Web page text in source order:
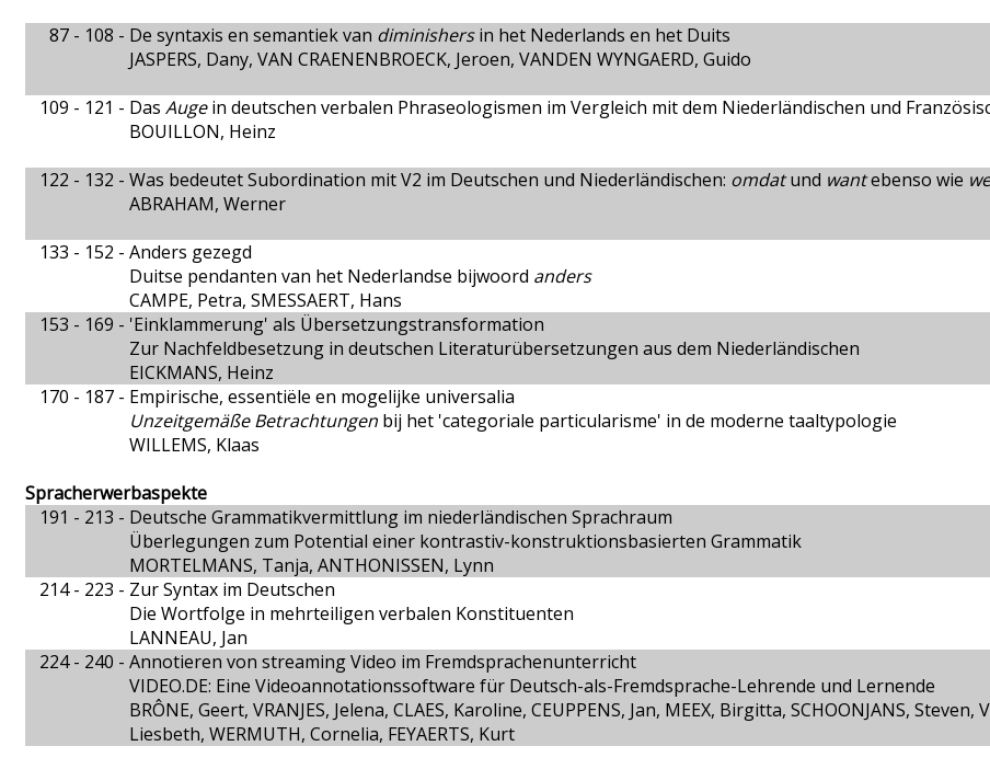
87 - 108 - De syntaxis en semantiek van diminishersin het Nederlands en het Duits
JASPERS, Dany, VAN CRAENENBROECK, Jeroen, VANDEN WYNGAERD, Guido
109 - 121 - Das Augein deutschen verbalen Phraseologismen im Vergleich mit dem Niederländischen und
BOUILLON, Heinz
122 - 132 - Was bedeutet Subordination mit V2 im Deutschen und Niederländischen: omdatund wantebenso wie
ABRAHAM, Werner
133 - 152 - Anders gezegd
Duitse pendanten van het Nederlandse bijwoord anders
CAMPE, Petra, SMESSAERT, Hans
153 - 169 - 'Einklammerung' als Übersetzungstransformation
Zur Nachfeldbesetzung in deutschen Literaturübersetzungen aus dem Niederländischen
EICKMANS, Heinz
170 - 187 - Empirische, essentiële en mogelijke universalia
Unzeitgemäße Betrachtungen bij het 'categoriale particularisme' in de moderne taaltypologie
WILLEMS, Klaas
Spracherwerbaspekte
191 - 213 - Deutsche Grammatikvermittlung im niederländischen Sprachraum
Überlegungen zum Potential einer kontrastiv-konstruktionsbasierten Grammatik
MORTELMANS, Tanja, ANTHONISSEN, Lynn
214 - 223 - Zur Syntax im Deutschen
Die Wortfolge in mehrteiligen verbalen Konstituenten
LANNEAU, Jan
224 - 240 - Annotieren von streaming Video im Fremdsprachenunterricht
VIDEO.DE: Eine Videoannotationssoftware für Deutsch-als-Fremdsprache-Lehrende und Lernende
BRÔNE, Geert, VRANJES, Jelena, CLAES, Karoline, CEUPPENS, Jan, MEEX, Birgitta, SCHOONJANS, Steven,
Liesbeth, WERMUTH, Cornelia, FEYAERTS, Kurt